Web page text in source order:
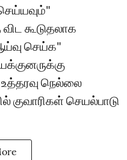
கூடுதலாக
செய்க"
நெல்லை
குவாரிகள் செயல்பாடு